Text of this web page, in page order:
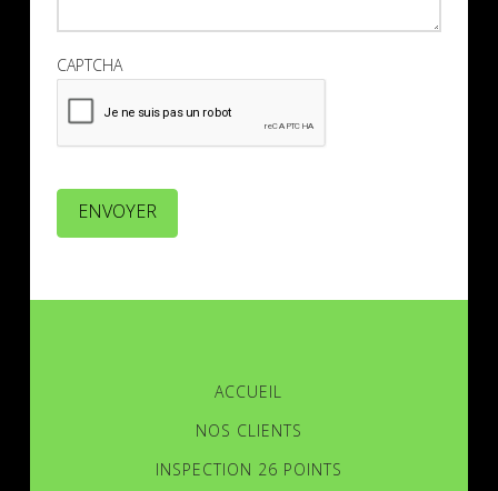
CAPTCHA
ENVOYER
ACCUEIL
NOS CLIENTS
INSPECTION 26 POINTS